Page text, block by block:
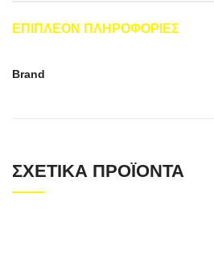
ΕΠΙΠΛΈΟΝ ΠΛΗΡΟΦΟΡΊΕΣ
Brand
ΣΧΕΤΙΚΆ ΠΡΟΪΌΝΤΑ